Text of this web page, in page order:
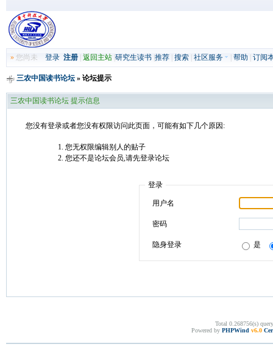
»您尚未 登录 注册| 返回主站| 研究生读书| 推荐| 搜索| 社区服务 帮助 订阅
三农中国读书论坛» 论坛提示
三农中国读书论坛 提示信息
您没有登录或者您没有权限访问此页面，可能有如下几个原因:
您无权限编辑别人的贴子
您还不是论坛会员,请先登录论坛
登录
用户名
密码
隐身登录 是
Total 0.268756(s)
Powered by PHPWind v6.0